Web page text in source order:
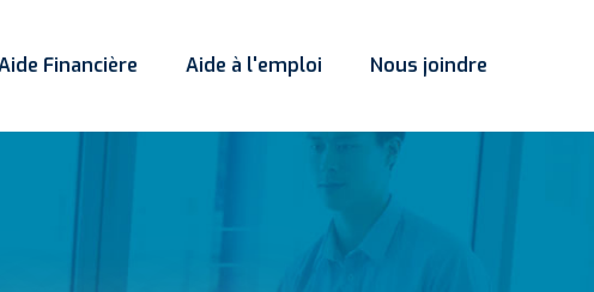
Financière Aide à l'emploi Nous joindre